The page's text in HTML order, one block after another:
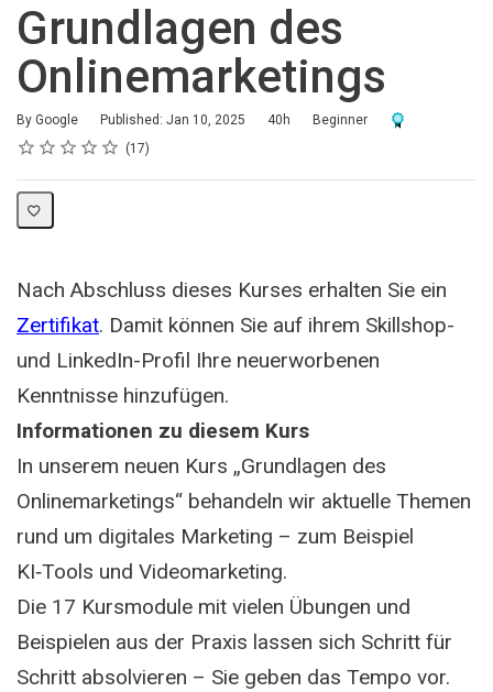
Grundlagen des
Onlinemarketings
By Google Published: Jan 10, 2025
Duration 40h
Difficulty Beginner
Award For
Rating
1 star
2 stars
3 stars
4 stars
5 stars
Average rating: 3.6 17
17 reviews
Nach Abschluss dieses Kurses erhalten Sie ein
Zertifikat. Damit können Sie auf ihrem Skillshop-
und LinkedIn-Profil Ihre neuerworbenen
Kenntnisse hinzufügen.
Informationen zu diesem Kurs
In unserem neuen Kurs „Grundlagen des
Onlinemarketings“ behandeln wir aktuelle Themen
rund um digitales Marketing – zum Beispiel
KI‑Tools und Videomarketing.
Die 17 Kursmodule mit vielen Übungen und
Beispielen aus der Praxis lassen sich Schritt für
Schritt absolvieren – Sie geben das Tempo vor.